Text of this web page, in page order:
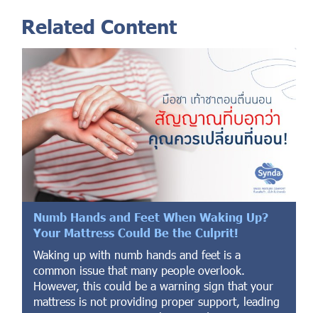
Related Content
Numb Hands and Feet When Waking Up?
Your Mattress Could Be the Culprit!
Waking up with numb hands and feet is a
common issue that many people overlook.
However, this could be a warning sign that your
mattress is not providing proper support, leading